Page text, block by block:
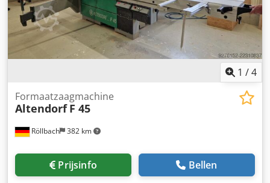
1 /4
Röllbach 382 km
Formaatzaagmachine
Altendorf F 45
Prijsinfo Bellen